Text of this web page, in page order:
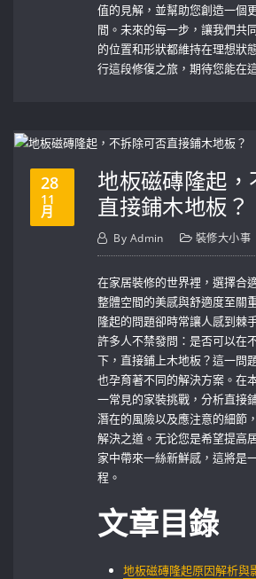
值的見解，並幫助您創造一個
間。未來的每一步，讓我們共
的位置和形狀都維持在理想狀
行這段修復之旅，期待您能在
28
11
月
地板磁磚隆起，
直接鋪木地板？
By Admin 裝修大小事
在家居裝修的世界裡，選擇合
整體空間的美感與舒適度至關
隆起的問題卻時常讓人感到棘
許多人不禁發問：是否可以在
下，直接鋪上木地板？這一問
也孕育著不同的解決方案。在
一常見的家裝挑戰，分析直接
潛在的風險以及應注意的細節
解決之道。无论您是希望提高
家中帶來一絲新鮮感，這將是
程。
文章目錄
地板磁磚隆起原因解析與